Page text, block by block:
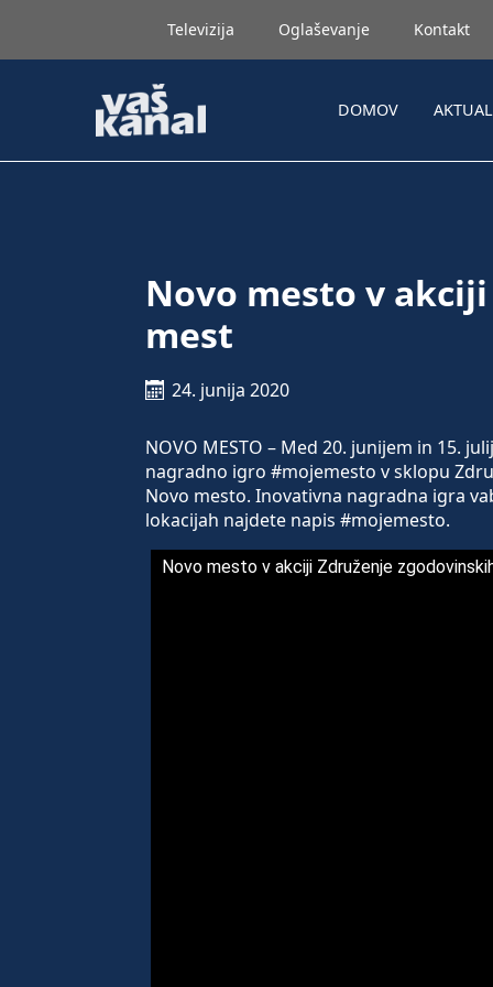
Televizija Oglaševanje Kontakt
DOMOV
Novo mesto v
mest
24. junija 2020
NOVO MESTO – Med 20. junijem in 15.
nagradno igro #mojemesto v sklopu
Novo mesto. Inovativna nagradna igra
lokacijah najdete napis #mojemesto.
Novo mesto v akciji Združenje